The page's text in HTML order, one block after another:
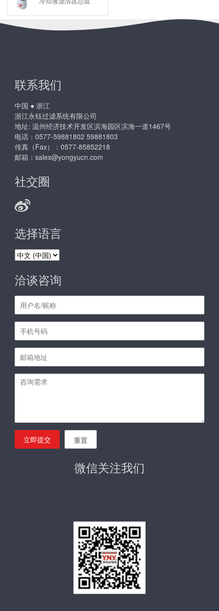
联系我们
中国 ● 浙江
浙江永钰过滤系统有限公司
地址: 温州经济技术开发区滨海园区滨海一道1467号
电话：0577-59881802 59881803
传真（Fax）：0577-85852218
邮箱： sales@yongyucn.com
社交圈
选择语言
选
语
言
洽谈咨询
立即提交 重置
微信关注我们